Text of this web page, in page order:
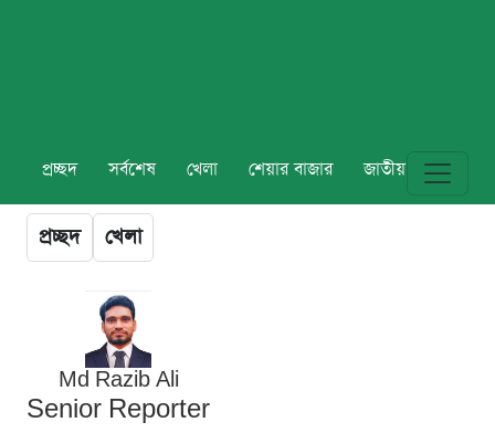
প্রচ্ছদ সর্বশেষ খেলা শেয়ার বাজার জাতীয় বিশ্ব
প্রচ্ছদ খেলা
Md Razib Ali
Senior Reporter